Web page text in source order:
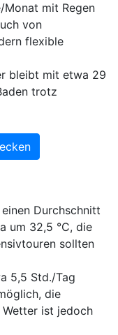
Monat mit Regen
von
flexible
bleibt mit etwa 29
trotz
Durchschnitt
um 32,5 °C, die
sollten
5,5 Std./Tag
die
ist jedoch